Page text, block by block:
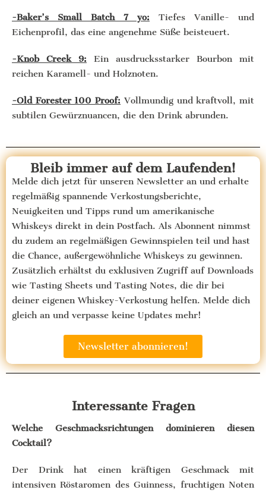
-Baker’s Small Batch 7 yo: Tiefes Vanille- und
Eichenprofil, das eine angenehme Süße beisteuert.
-Knob Creek 9:
Ein ausdrucksstarker Bourbon mit
reichen Karamell- und Holznoten.
-Old Forester 100 Proof: Vollmundig und kraftvoll, mit
subtilen Gewürznuancen, die den Drink abrunden.
Bleib immer auf dem Laufenden!
Melde dich jetzt für unseren Newsletter an und erhalte
regelmäßig spannende Verkostungsberichte,
Neuigkeiten und Tipps rund um amerikanische
Whiskeys direkt in dein Postfach. Als Abonnent nimmst
du zudem an regelmäßigen Gewinnspielen teil und hast
die Chance, außergewöhnliche Whiskeys zu gewinnen.
Zusätzlich erhältst du exklusiven Zugriff auf Downloads
wie Tasting Sheets und Tasting Notes, die dir bei
deiner eigenen Whiskey-Verkostung helfen. Melde dich
gleich an und verpasse keine Updates mehr!
Newsletter abonnieren!
Interessante Fragen
Welche Geschmacksrichtungen dominieren diesen
Cocktail?
Der Drink hat einen kräftigen Geschmack mit
intensiven Röstaromen des Guinness, fruchtigen Noten